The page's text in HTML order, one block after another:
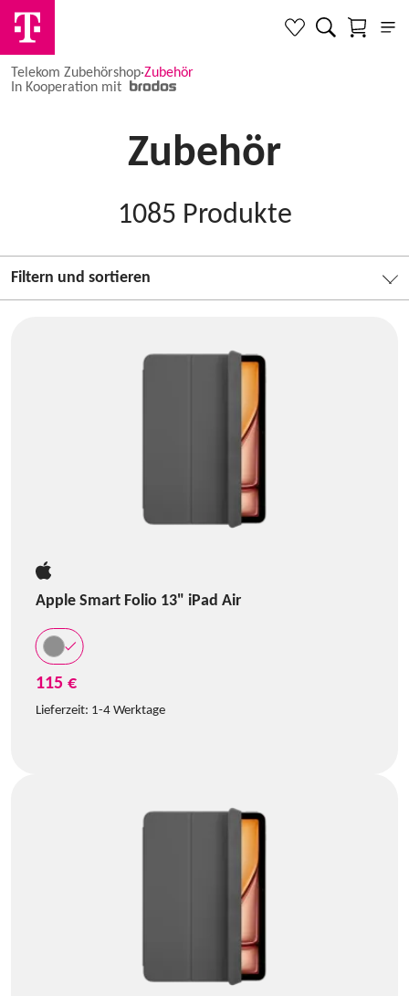
Telekom Zubehörshop·Zubehör
In Kooperation mit
Zubehör
1085 Produkte
Filtern und sortieren
Apple Smart Folio 13" iPad Air
115 €
Lieferzeit: 1-4 Werktage